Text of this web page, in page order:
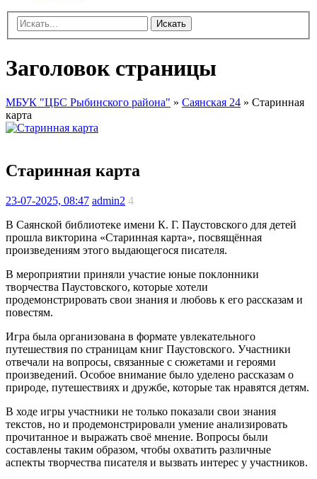
Искать
Заголовок страницы
МБУК "ЦБС Рыбинского района" » Саянская 24 » Старинная
карта
Старинная карта
23-07-2025, 08:47 admin2 4
В Саянской библиотеке имени К. Г. Паустовского для детей
прошла викторина «Старинная карта», посвящённая
произведениям этого выдающегося писателя.
В мероприятии приняли участие юные поклонники
творчества Паустовского, которые хотели
продемонстрировать свои знания и любовь к его рассказам и
повестям.
Игра была организована в формате увлекательного
путешествия по страницам книг Паустовского. Участники
отвечали на вопросы, связанные с сюжетами и героями
произведений. Особое внимание было уделено рассказам о
природе, путешествиях и дружбе, которые так нравятся детям.
В ходе игры участники не только показали свои знания
текстов, но и продемонстрировали умение анализировать
прочитанное и выражать своё мнение. Вопросы были
составлены таким образом, чтобы охватить различные
аспекты творчества писателя и вызвать интерес у участников.